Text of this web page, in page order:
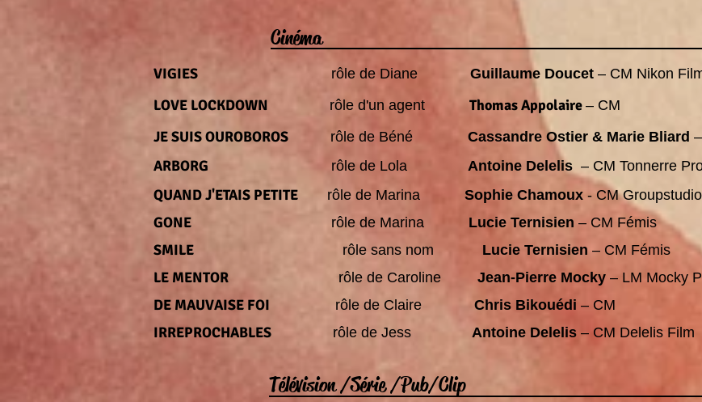
Cinéma
VIGIES rôle de Diane Guillaume Doucet – CM Nikon
LOVE LOCKDOWN rôle d'un agent Thomas Appolaire – CM
JE SUIS OUROBOROS rôle de Béné Cassandre Ostier & Marie Bliard –
ARBORG rôle de Lola Antoine Delelis – CM Tonnerre
QUAND J'ETAIS PETITE rôle de Marina Sophie Chamoux - CM Groupstudio
GONE rôle de Marina Lucie Ternisien – CM Fémis
SMILE rôle sans nom Lucie Ternisien – CM Fémis
LE MENTOR rôle de Caroline Jean-Pierre Mocky – LM Mocky
DE MAUVAISE FOI rôle de Claire Chris Bikouédi – CM
IRREPROCHABLES rôle de Jess Antoine Delelis – CM Delelis Film
Télévision /Série /Pub/Clip